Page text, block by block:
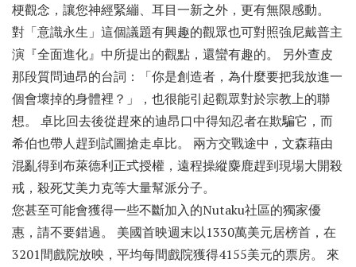
梗觀念，讓您神經緊繃、耳目一新之外，更有無限感動。
對「意識永生」這個議題有興趣的觀眾也可對照強尼戴普主
演『全面進化』中所提出的觀點，還蠻有趣的。 另外查皮
那段質問迪昂的台詞：「你是創造者，為什麼要把我放進一
個會壞掉的身體裡？」，也很能引起觀眾對於宗教上的聯
想。 卓比回去後從趕來的迪昂口中得知忍者在欺騙它，而
希伯也帶人趕到試圖搶走卓比。 兩方交戰途中，文森藉由
混亂得到布萊德利正式授權，遠程操縱麋鹿趕到現場大開殺
戒，殺死艾美力克等大量幫派分子。
您甚至可能會獲得一些不斷加入的Nutaku社區的獨家優
惠，請不要錯過。 美國首映週末以1330萬美元居榜首，在
3201間戲院放映，平均每間戲院獲得4155美元的票房。 來